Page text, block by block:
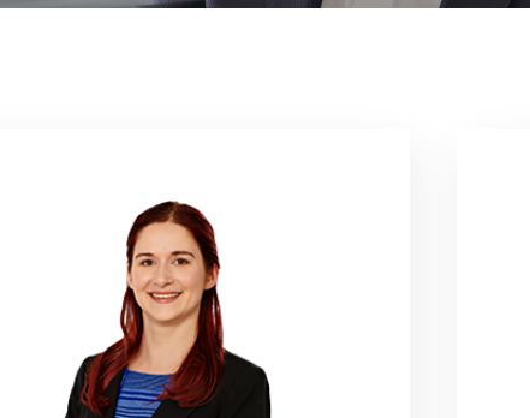
Steuerberatung ist sie seit 2018 bei SLG
beschäftigt und verfügt über
umfangreiche Treasury-Kenntnisse.